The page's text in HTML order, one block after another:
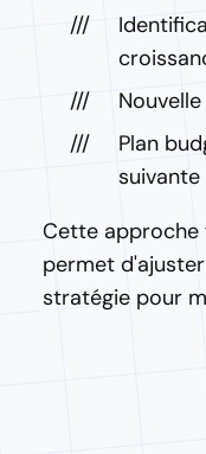
Plan
suivante
Cette approche
permet
stratégie pour